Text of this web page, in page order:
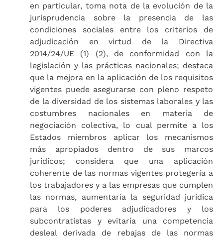
en particular, toma nota de la evolución de la
jurisprudencia sobre la presencia de las
condiciones sociales entre los criterios de
adjudicación en virtud de la Directiva
2014/24/UE (1) (2), de conformidad con la
legislación y las prácticas nacionales; destaca
que la mejora en la aplicación de los requisitos
vigentes puede asegurarse con pleno respeto
de la diversidad de los sistemas laborales y las
costumbres nacionales en materia de
negociación colectiva, lo cual permite a los
Estados miembros aplicar los mecanismos
más apropiados dentro de sus marcos
jurídicos; considera que una aplicación
coherente de las normas vigentes protegería a
los trabajadores y a las empresas que cumplen
las normas, aumentaría la seguridad jurídica
para los poderes adjudicadores y los
subcontratistas y evitaría una competencia
desleal derivada de rebajas de las normas